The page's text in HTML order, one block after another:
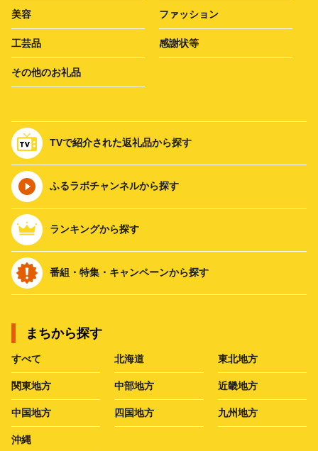
美容 ファッション
工芸品 感謝状等
その他のお礼品
TVで紹介された返礼品から探す
ふるラボチャンネルから探す
ランキングから探す
番組・特集・キャンペーンから探す
まちから探す
すべて 北海道 東北地方
関東地方 中部地方 近畿地方
中国地方 四国地方 九州地方
沖縄